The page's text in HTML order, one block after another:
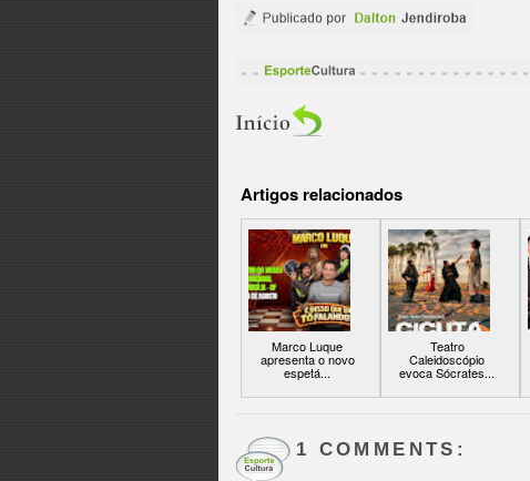
Artigos relacionados
Marco Luque
apresenta o novo
espetá...
Teatro
Caleidoscópio
evoca Sócrates...
1 COMMENTS: